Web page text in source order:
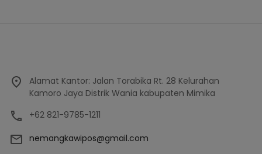
Alamat Kantor: Jalan Torabika Rt. 28 Kelurahan
Kamoro Jaya Distrik Wania kabupaten Mimika
+62 821-9785-1211
nemangkawipos@gmail.com